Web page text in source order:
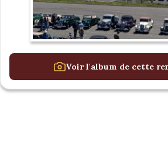
Voir l'album de cette